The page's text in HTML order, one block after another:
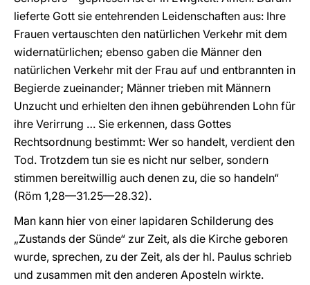
lieferte Gott sie entehrenden Leidenschaften aus: Ihre
Frauen vertauschten den natürlichen Verkehr mit dem
widernatürlichen; ebenso gaben die Männer den
natürlichen Verkehr mit der Frau auf und entbrannten in
Begierde zueinander; Männer trieben mit Männern
Unzucht und erhielten den ihnen gebührenden Lohn für
ihre Verirrung … Sie erkennen, dass Gottes
Rechtsordnung bestimmt: Wer so handelt, verdient den
Tod. Trotzdem tun sie es nicht nur selber, sondern
stimmen bereitwillig auch denen zu, die so handeln“
(Röm 1,28—31.25—28.32).
Man kann hier von einer lapidaren Schilderung des
„Zustands der Sünde“ zur Zeit, als die Kirche geboren
wurde, sprechen, zu der Zeit, als der hl. Paulus schrieb
und zusammen mit den anderen Aposteln wirkte.